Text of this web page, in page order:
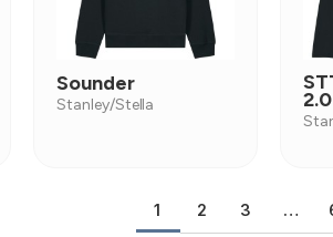
Sounder
Stanley/Stella
1 2 3 …